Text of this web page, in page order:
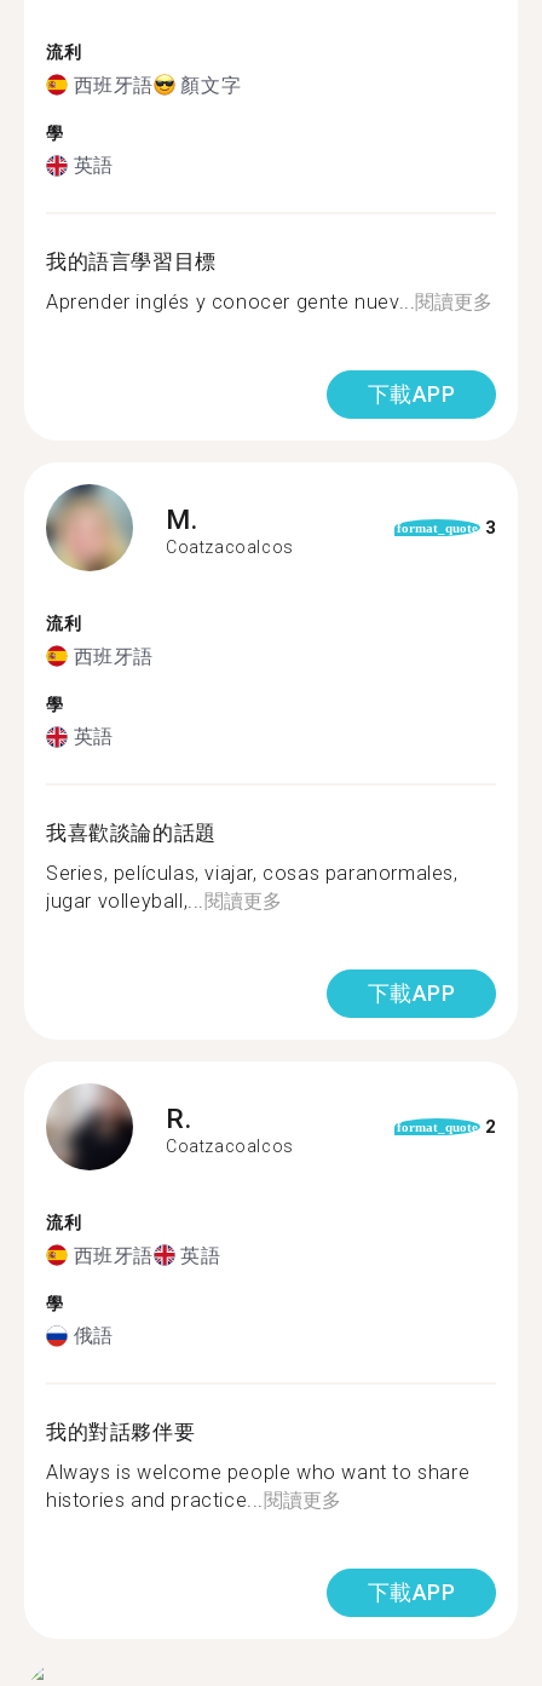
流利
西班牙語 顏文字
學
英語
我的語言學習目標
Aprender inglés y conocer gente nuev...閱讀更多
下載APP
M.
Coatzacoalcos
format_quote 3
流利
西班牙語
學
英語
我喜歡談論的話題
Series, películas, viajar, cosas paranormales,
jugar volleyball,...閱讀更多
下載APP
R.
Coatzacoalcos
format_quote 2
流利
西班牙語 英語
學
俄語
我的對話夥伴要
Always is welcome people who want to share
histories and practice...閱讀更多
下載APP